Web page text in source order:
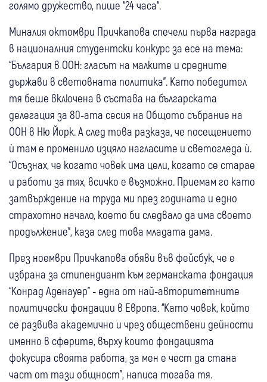
голямо дружество, пише “24 часа“.
Миналия октомври Причкапова спечели първа награда
в националния студентски конкурс за есе на тема:
“България в ООН: гласът на малките и средните
държави в световната политика”. Като победител
тя беше включена в състава на българската
делегация за 80-ата сесия на Общото събрание на
ООН в Ню Йорк. А след това разказа, че посещението
ѝ там е променило изцяло нагласите и светогледа ѝ.
“Осъзнах, че когато човек има цели, когато се старае
и работи за тях, всичко е възможно. Приемам го като
затвърждение на труда ми през годината и едно
страхотно начало, което би следвало да има своето
продължение”, каза след това младата дама.
През ноември Причкапова обяви във фейсбук, че е
избрана за стипендиант към германската фондация
“Конрад Аденауер” - една от най-авторитетните
политически фондации в Европа. “Като човек, който
се развива академично и чрез обществени дейности
именно в сферите, върху които фондацията
фокусира своята работа, за мен е чест да стана
част от тази общност”, написа тогава тя.